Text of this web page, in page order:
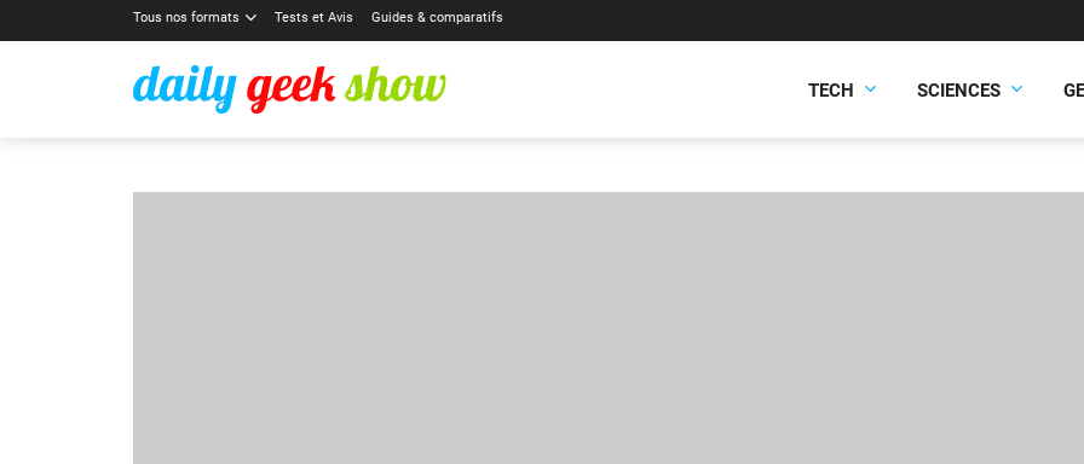
Tous nos formats Tests et Avis Guides & comparatifs
TECH SCIENCES